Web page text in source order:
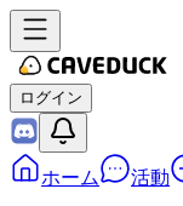
ログイン
ホーム 活動